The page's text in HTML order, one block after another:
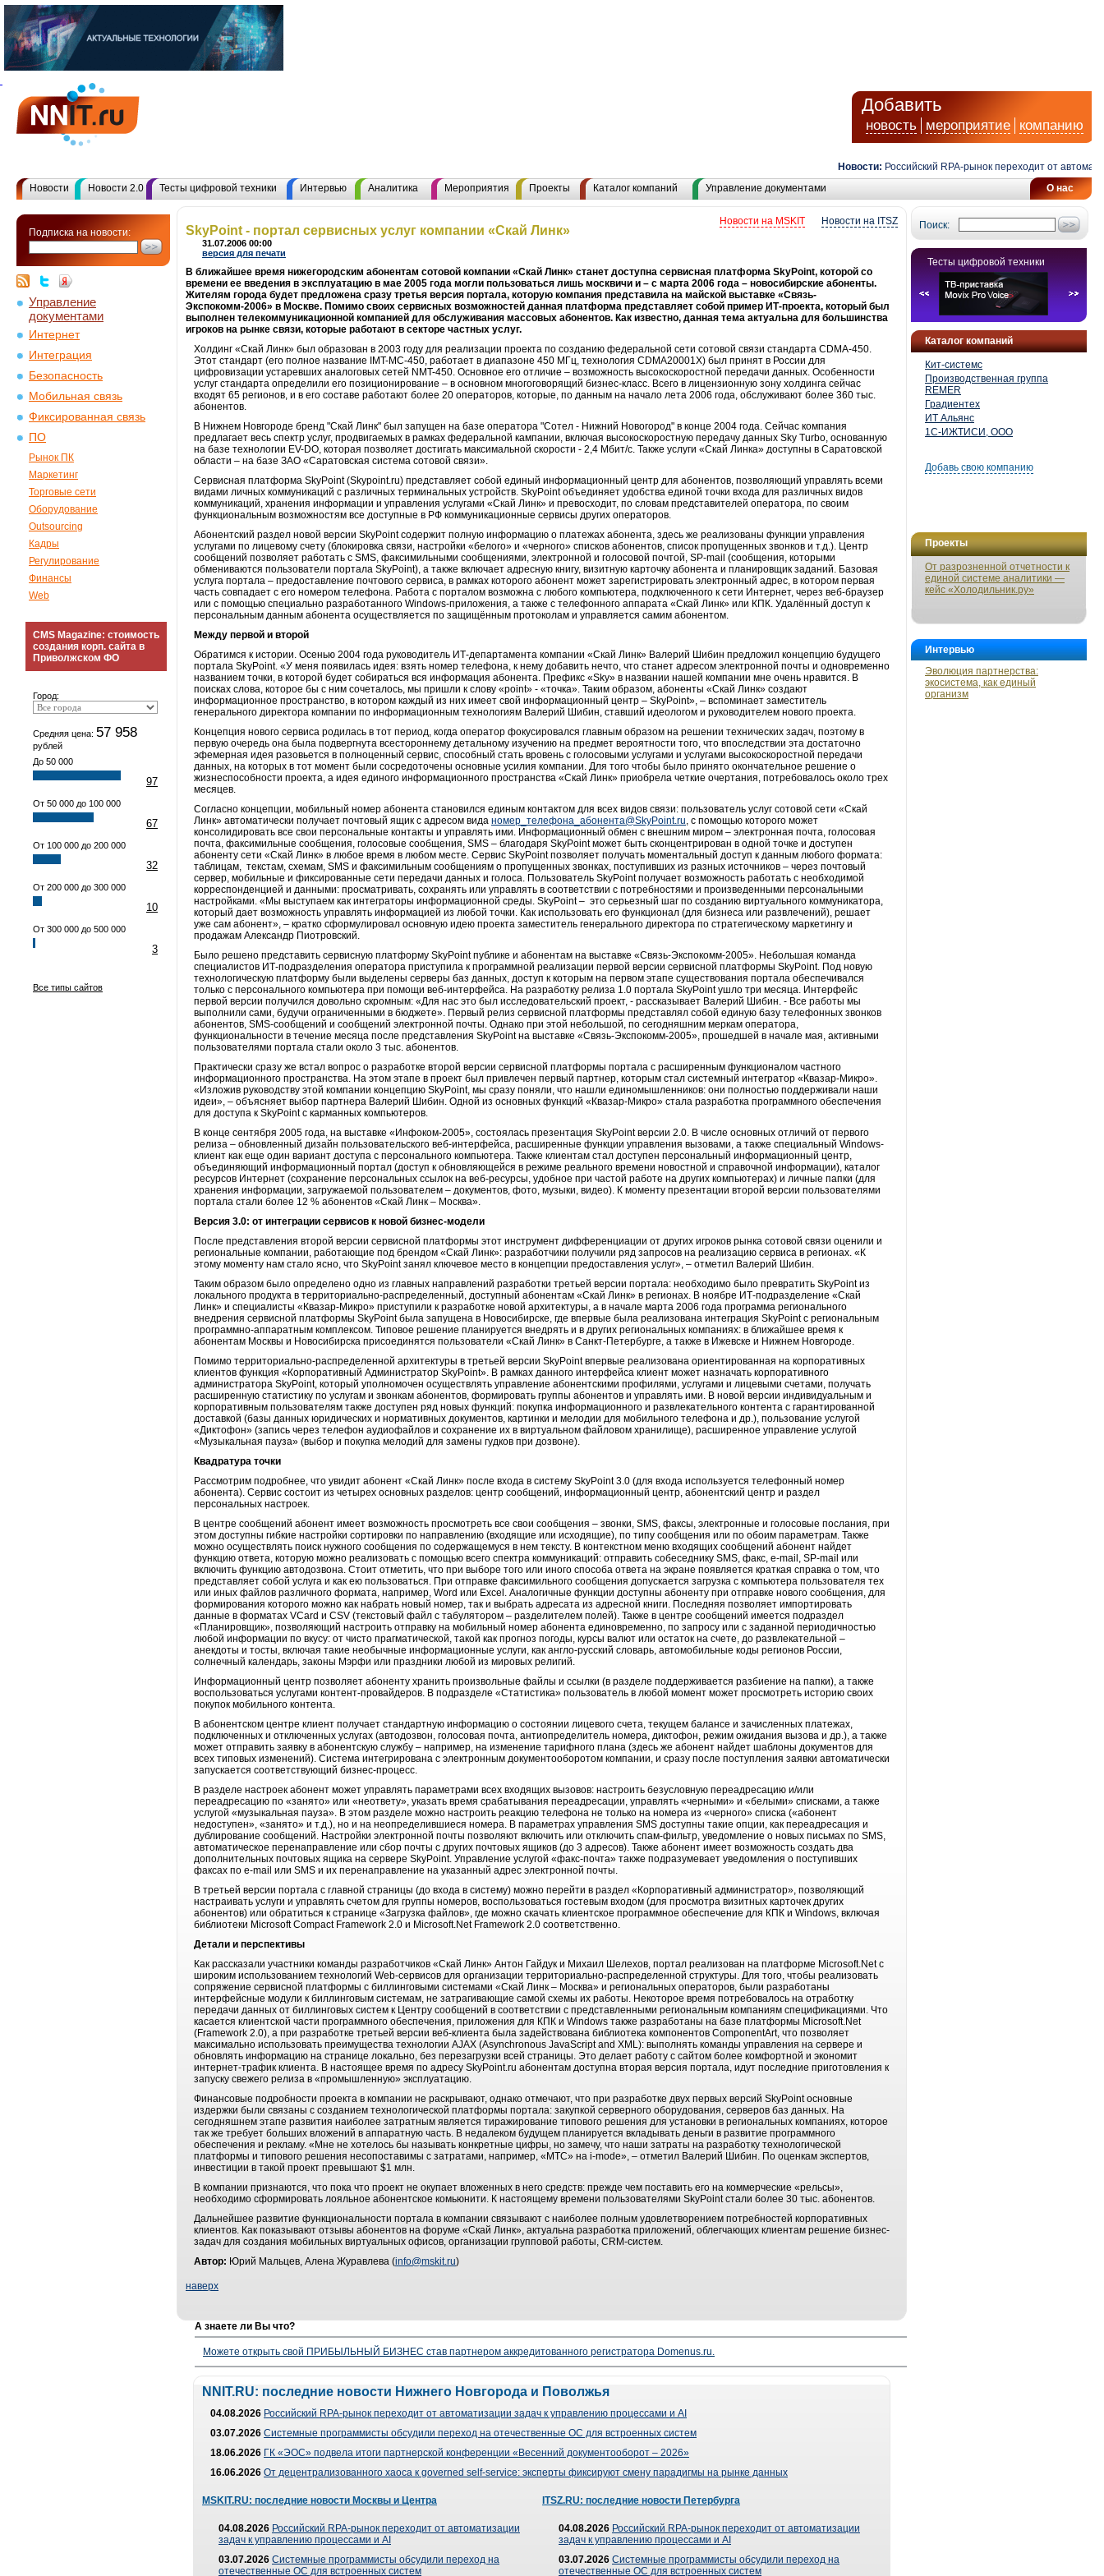
Добавить
новость мероприятие компанию
Новости: Российский RPA-рынок переходит от
О нас
Новости Новости 2.0 Тесты цифровой техники Интервью Аналитика Мероприятия Проекты Каталог компаний Управление документами
Подписка на новости:
Управление
документами
Интернет
Интеграция
Безопасность
Мобильная связь
Фиксированная связь
ПО
Рынок ПК
Маркетинг
Торговые сети
Оборудование
Outsourcing
Кадры
Регулирование
Финансы
Web
CMS Magazine: стоимость
создания корп. сайта в
Приволжском ФО
Город:
Средняя цена: 57 958
рублей
До 50 000
97
От 50 000 до 100 000
67
От 100 000 до 200 000
32
От 200 000 до 300 000
10
От 300 000 до 500 000
3
Все типы сайтов
Поиск:
Тесты цифровой техники
Каталог компаний
Кит-системс
Производственная группа
REMER
Градиентех
ИТ Альянс
1С-ИЖТИСИ, ООО
Добавь свою компанию
Проекты
От разрозненной отчетности к
единой системе аналитики —
кейс «Холодильник.ру»
Интервью
Эволюция партнерства:
экосистема, как единый
организм
Новости на ITSZ
Новости на MSKIT
SkyPoint - портал сервисных услуг компании «Скай Линк»
31.07.2006 00:00
версия для печати
В ближайшее время нижегородским абонентам сотовой компании «Скай Линк» станет доступна сервисная платформа SkyPoint, которой со
времени ее введения в эксплуатацию в мае 2005 года могли пользоваться лишь москвичи и – с марта 2006 года – новосибирские абоненты.
Жителям города будет предложена сразу третья версия портала, которую компания представила на майской выставке «Связь-
Экспокомм-2006» в Москве. Помимо своих сервисных возможностей данная платформа представляет собой пример ИТ-проекта, который был
выполнен телекоммуникационной компанией для обслуживания массовых абонентов. Как известно, данная тема актуальна для большинства
игроков на рынке связи, которые работают в секторе частных услуг.
Холдинг «Скай Линк» был образован в 2003 году для реализации проекта по созданию федеральной сети сотовой связи стандарта CDMA-450.
Этот стандарт (его полное название IMT-MC-450, работает в диапазоне 450 МГц, технология CDMA20001X) был принят в России для
цифровизации устаревших аналоговых сетей NMT-450. Основное его отличие – возможность высокоскоростной передачи данных. Особенности
услуг стандарта определили его позиционирование – в основном многоговорящий бизнес-класс. Всего в лицензионную зону холдинга сейчас
входят 65 регионов, и в его составе работают более 20 операторов, которые, по данным на начало лета 2006 года, обслуживают более 360 тыс.
абонентов.
В Нижнем Новгороде бренд "Скай Линк" был запущен на базе оператора "Сотел - Нижний Новогород" в конце 2004 года. Сейчас компания
предлагает весь спектр услуг, продвигаемых в рамках федеральной кампании, включая высокоскоростную передачу данных Sky Turbo, основанную
на базе технологии EV-DO, которая позволяет достигать максимальной скорости - 2,4 Мбит/с. Также услуги «Скай Линка» доступны в Саратовской
области – на базе ЗАО «Саратовская система сотовой связи».
Сервисная платформа SkyPoint (Skypoint.ru) представляет собой единый информационный центр для абонентов, позволяющий управлять всеми
видами личных коммуникаций с различных терминальных устройств. SkyPoint объединяет удобства единой точки входа для различных видов
коммуникаций, хранения информации и управления услугами «Скай Линк» и превосходит, по словам представителей оператора, по своим
функциональным возможностям все доступные в РФ коммуникационные сервисы других операторов.
Абонентский раздел новой версии SkyPoint содержит полную информацию о платежах абонента, здесь же реализованы функции управления
услугами по лицевому счету (блокировка связи, настройки «белого» и «черного» списков абонентов, список пропущенных звонков и т.д.). Центр
сообщений позволяет работать с SMS, факсимильными сообщениями, электронной и голосовой почтой, SP-mail (сообщения, которыми
обмениваются пользователи портала SkyPoint), а также включает адресную книгу, визитную карточку абонента и планировщик заданий. Базовая
услуга портала – предоставление почтового сервиса, в рамках которого абонент может зарегистрировать электронный адрес, в котором первая
часть совпадает с его номером телефона. Работа с порталом возможна с любого компьютера, подключенного к сети Интернет, через веб-браузер
или с помощью специально разработанного Windows-приложения, а также с телефонного аппарата «Скай Линк» или КПК. Удалённый доступ к
персональным данным абонента осуществляется по защищённым протоколам и управляется самим абонентом.
Между первой и второй
Обратимся к истории. Осенью 2004 года руководитель ИТ-департамента компании «Скай Линк» Валерий Шибин предложил концепцию будущего
портала SkyPoint. «У меня появилась идея: взять номер телефона, к нему добавить нечто, что станет адресом электронной почты и одновременно
названием точки, в которой будет собираться вся информация абонента. Префикс «Sky» в названии нашей компании мне очень нравится. В
поисках слова, которое бы с ним сочеталось, мы пришли к слову «point» - «точка». Таким образом, абоненты «Скай Линк» создают
информационное пространство, в котором каждый из них имеет свой информационный центр – SkyPoint», – вспоминает заместитель
генерального директора компании по информационным технологиям Валерий Шибин, ставший идеологом и руководителем нового проекта.
Концепция нового сервиса родилась в тот период, когда оператор фокусировался главным образом на решении технических задач, поэтому в
первую очередь она была подвергнута всестороннему детальному изучению на предмет вероятности того, что впоследствии эта достаточно
эфемерная идея разовьется в полноценный сервис, способный стать вровень с голосовыми услугами и услугами высокоскоростной передачи
данных, на которых в тот момент были сосредоточены основные усилия компании. Для того чтобы было принято окончательное решение о
жизнеспособности проекта, а идея единого информационного пространства «Скай Линк» приобрела четкие очертания, потребовалось около трех
месяцев.
Согласно концепции, мобильный номер абонента становился единым контактом для всех видов связи: пользователь услуг сотовой сети «Скай
Линк» автоматически получает почтовый ящик с адресом вида номер_телефона_абонента@SkyPoint.ru, с помощью которого может
консолидировать все свои персональные контакты и управлять ими. Информационный обмен с внешним миром – электронная почта, голосовая
почта, факсимильные сообщения, голосовые сообщения, SMS – благодаря SkyPoint может быть сконцентрирован в одной точке и доступен
абоненту сети «Скай Линк» в любое время в любом месте. Сервис SkyPoint позволяет получать моментальный доступ к данным любого формата:
таблицам, текстам, схемам, SMS и факсимильным сообщениям о пропущенных звонках, поступивших из разных источников – через почтовый
сервер, мобильные и фиксированные сети передачи данных и голоса. Пользователь SkyPoint получает возможность работать с необходимой
корреспонденцией и данными: просматривать, сохранять или управлять в соответствии с потребностями и произведенными персональными
настройками. «Мы выступаем как интеграторы информационной среды. SkyPoint – это серьезный шаг по созданию виртуального коммуникатора,
который дает возможность управлять информацией из любой точки. Как использовать его функционал (для бизнеса или развлечений), решает
уже сам абонент», – кратко сформулировал основную идею проекта заместитель генерального директора по стратегическому маркетингу и
продажам Александр Пиотровский.
Было решено представить сервисную платформу SkyPoint публике и абонентам на выставке «Связь-Экспокомм-2005». Небольшая команда
специалистов ИТ-подразделения оператора приступила к программной реализации первой версии сервисной платформы SkyPoint. Под новую
технологическую платформу были выделены серверы баз данных, доступ к которым на первом этапе существования портала обеспечивался
только с персонального компьютера при помощи веб-интерфейса. На разработку релиза 1.0 портала SkyPoint ушло три месяца. Интерфейс
первой версии получился довольно скромным: «Для нас это был исследовательский проект, - рассказывает Валерий Шибин. - Все работы мы
выполнили сами, будучи ограниченными в бюджете». Первый релиз сервисной платформы представлял собой единую базу телефонных звонков
абонентов, SMS-сообщений и сообщений электронной почты. Однако при этой небольшой, по сегодняшним меркам оператора,
функциональности в течение месяца после представления SkyPoint на выставке «Связь-Экспокомм-2005», прошедшей в начале мая, активными
пользователями портала стали около 3 тыс. абонентов.
Практически сразу же встал вопрос о разработке второй версии сервисной платформы портала с расширенным функционалом частного
информационного пространства. На этом этапе в проект был привлечен первый партнер, которым стал системный интегратор «Квазар-Микро».
«Изложив руководству этой компании концепцию SkyPoint, мы сразу поняли, что нашли единомышленников: они полностью поддерживали наши
идеи», – объясняет выбор партнера Валерий Шибин. Одной из основных функций «Квазар-Микро» стала разработка программного обеспечения
для доступа к SkyPoint с карманных компьютеров.
В конце сентября 2005 года, на выставке «Инфоком-2005», состоялась презентация SkyPoint версии 2.0. В числе основных отличий от первого
релиза – обновленный дизайн пользовательского веб-интерфейса, расширенные функции управления вызовами, а также специальный Windows-
клиент как еще один вариант доступа с персонального компьютера. Также клиентам стал доступен персональный информационный центр,
объединяющий информационный портал (доступ к обновляющейся в режиме реального времени новостной и справочной информации), каталог
ресурсов Интернет (сохранение персональных ссылок на веб-ресурсы, удобное при частой работе на других компьютерах) и личные папки (для
хранения информации, загружаемой пользователем – документов, фото, музыки, видео). К моменту презентации второй версии пользователями
портала стали более 12 % абонентов «Скай Линк – Москва».
Версия 3.0: от интеграции сервисов к новой бизнес-модели
После представления второй версии сервисной платформы этот инструмент дифференциации от других игроков рынка сотовой связи оценили и
региональные компании, работающие под брендом «Скай Линк»: разработчики получили ряд запросов на реализацию сервиса в регионах. «К
этому моменту нам стало ясно, что SkyPoint занял ключевое место в концепции предоставления услуг», – отметил Валерий Шибин.
Таким образом было определено одно из главных направлений разработки третьей версии портала: необходимо было превратить SkyPoint из
локального продукта в территориально-распределенный, доступный абонентам «Скай Линк» в регионах. В ноябре ИТ-подразделение «Скай
Линк» и специалисты «Квазар-Микро» приступили к разработке новой архитектуры, а в начале марта 2006 года программа регионального
внедрения сервисной платформы SkyPoint была запущена в Новосибирске, где впервые была реализована интеграция SkyPoint с региональным
программно-аппаратным комплексом. Типовое решение планируется внедрять и в других региональных компаниях: в ближайшее время к
абонентам Москвы и Новосибирска присоединятся пользователи «Скай Линк» в Санкт-Петербурге, а также в Ижевске и Нижнем Новгороде.
Помимо территориально-распределенной архитектуры в третьей версии SkyPoint впервые реализована ориентированная на корпоративных
клиентов функция «Корпоративный Администратор SkyPoint». В рамках данного интерфейса клиент может назначать корпоративного
администратора SkyPoint, который уполномочен осуществлять управление абонентскими профилями, услугами и лицевыми счетами, получать
расширенную статистику по услугам и звонкам абонентов, формировать группы абонентов и управлять ими. В новой версии индивидуальным и
корпоративным пользователям также доступен ряд новых функций: покупка информационного и развлекательного контента с гарантированной
доставкой (базы данных юридических и нормативных документов, картинки и мелодии для мобильного телефона и др.), пользование услугой
«Диктофон» (запись через телефон аудиофайлов и сохранение их в виртуальном файловом хранилище), расширенное управление услугой
«Музыкальная пауза» (выбор и покупка мелодий для замены гудков при дозвоне).
Квадратура точки
Рассмотрим подробнее, что увидит абонент «Скай Линк» после входа в систему SkyPoint 3.0 (для входа используется телефонный номер
абонента). Сервис состоит из четырех основных разделов: центр сообщений, информационный центр, абонентский центр и раздел
персональных настроек.
В центре сообщений абонент имеет возможность просмотреть все свои сообщения – звонки, SMS, факсы, электронные и голосовые послания, при
этом доступны гибкие настройки сортировки по направлению (входящие или исходящие), по типу сообщения или по обоим параметрам. Также
можно осуществлять поиск нужного сообщения по содержащемуся в нем тексту. В контекстном меню входящих сообщений абонент найдет
функцию ответа, которую можно реализовать с помощью всего спектра коммуникаций: отправить собеседнику SMS, факс, e-mail, SP-mail или
включить функцию автодозвона. Стоит отметить, что при выборе того или иного способа ответа на экране появляется краткая справка о том, что
представляет собой услуга и как ею пользоваться. При отправке факсимильного сообщения допускается загрузка с компьютера пользователя тех
или иных файлов различного формата, например, Word или Excel. Аналогичные функции доступны абоненту при отправке нового сообщения, для
формирования которого можно как набрать новый номер, так и выбрать адресата из адресной книги. Последняя позволяет импортировать
данные в форматах VCard и CSV (текстовый файл с табулятором – разделителем полей). Также в центре сообщений имеется подраздел
«Планировщик», позволяющий настроить отправку на мобильный номер абонента единовременно, по запросу или с заданной периодичностью
любой информации по вкусу: от чисто прагматической, такой как прогноз погоды, курсы валют или остаток на счете, до развлекательной –
анекдоты и тосты, включая такие необычные информационные услуги, как англо-русский словарь, автомобильные коды регионов России,
солнечный календарь, законы Мэрфи или праздники любой из мировых религий.
Информационный центр позволяет абоненту хранить произвольные файлы и ссылки (в разделе поддерживается разбиение на папки), а также
воспользоваться услугами контент-провайдеров. В подразделе «Статистика» пользователь в любой момент может просмотреть историю своих
покупок мобильного контента.
В абонентском центре клиент получает стандартную информацию о состоянии лицевого счета, текущем балансе и зачисленных платежах,
подключенных и отключенных услугах (автодозвон, голосовая почта, антиопределитель номера, диктофон, режим ожидания вызова и др.), а также
может отправить заявку в абонентскую службу – например, на изменение тарифного плана (здесь же абонент найдет шаблоны документов для
всех типовых изменений). Система интегрирована с электронным документооборотом компании, и сразу после поступления заявки автоматически
запускается соответствующий бизнес-процесс.
В разделе настроек абонент может управлять параметрами всех входящих вызовов: настроить безусловную переадресацию и/или
переадресацию по «занято» или «неответу», указать время срабатывания переадресации, управлять «черными» и «белыми» списками, а также
услугой «музыкальная пауза». В этом разделе можно настроить реакцию телефона не только на номера из «черного» списка («абонент
недоступен», «занято» и т.д.), но и на неопределившиеся номера. В параметрах управления SMS доступны такие опции, как переадресация и
дублирование сообщений. Настройки электронной почты позволяют включить или отключить спам-фильтр, уведомление о новых письмах по SMS,
автоматическое перенаправление или сбор почты с других почтовых ящиков (до 3 адресов). Также абонент имеет возможность создать два
дополнительных почтовых ящика на сервере SkyPoint. Управление услугой «факс-почта» также подразумевает уведомления о поступивших
факсах по e-mail или SMS и их перенаправление на указанный адрес электронной почты.
В третьей версии портала с главной страницы (до входа в систему) можно перейти в раздел «Корпоративный администратор», позволяющий
настраивать услуги и управлять счетом для группы номеров, воспользоваться гостевым входом (для просмотра визитных карточек других
абонентов) или обратиться к странице «Загрузка файлов», где можно скачать клиентское программное обеспечение для КПК и Windows, включая
библиотеки Microsoft Compact Framework 2.0 и Microsoft.Net Framework 2.0 соответственно.
Детали и перспективы
Как рассказали участники команды разработчиков «Скай Линк» Антон Гайдук и Михаил Шелехов, портал реализован на платформе Microsoft.Net с
широким использованием технологий Web-сервисов для организации территориально-распределенной структуры. Для того, чтобы реализовать
сопряжение сервисной платформы с биллинговыми системами «Скай Линк – Москва» и региональных операторов, были разработаны
интерфейсные модули к биллинговым системам, не затрагивающие самой схемы их работы. Некоторое время потребовалось на отработку
передачи данных от биллинговых систем к Центру сообщений в соответствии с представленными региональным компаниям спецификациями. Что
касается клиентской части программного обеспечения, приложения для КПК и Windows также разработаны на базе платформы Мicrosoft.Net
(Framework 2.0), а при разработке третьей версии веб-клиента была задействована библиотека компонентов ComponentArt, что позволяет
максимально использовать преимущества технологии AJAX (Asynchronous JavaScript and XML): выполнять команды управления на сервере и
обновлять информацию на странице локально, без перезагрузки всей страницы. Это делает работу с сайтом более комфортной и экономит
интернет-трафик клиента. В настоящее время по адресу SkyPoint.ru абонентам доступна вторая версия портала, идут последние приготовления к
запуску свежего релиза в «промышленную» эксплуатацию.
Финансовые подробности проекта в компании не раскрывают, однако отмечают, что при разработке двух первых версий SkyPoint основные
издержки были связаны с созданием технологической платформы портала: закупкой серверного оборудования, серверов баз данных. На
сегодняшнем этапе развития наиболее затратным является тиражирование типового решения для установки в региональных компаниях, которое
так же требует больших вложений в аппаратную часть. В недалеком будущем планируется вкладывать деньги в развитие программного
обеспечения и рекламу. «Мне не хотелось бы называть конкретные цифры, но замечу, что наши затраты на разработку технологической
платформы и типового решения несопоставимы с затратами, например, «МТС» на i-mode», – отметил Валерий Шибин. По оценкам экспертов,
инвестиции в такой проект превышают $1 млн.
В компании признаются, что пока что проект не окупает вложенных в него средств: прежде чем поставить его на коммерческие «рельсы»,
необходимо сформировать лояльное абонентское комьюнити. К настоящему времени пользователями SkyPoint стали более 30 тыс. абонентов.
Дальнейшее развитие функциональности портала в компании связывают с наиболее полным удовлетворением потребностей корпоративных
клиентов. Как показывают отзывы абонентов на форуме «Скай Линк», актуальна разработка приложений, облегчающих клиентам решение бизнес-
задач для создания мобильных виртуальных офисов, организации групповой работы, CRM-систем.
Автор: Юрий Мальцев, Алена Журавлева (info@mskit.ru)
наверх
А знаете ли Вы что?
Можете открыть свой ПРИБЫЛЬНЫЙ БИЗНЕС став партнером аккредитованного регистратора Domenus.ru.
NNIT.RU: последние новости Нижнего Новгорода и Поволжья
04.08.2026 Российский RPA-рынок переходит от автоматизации задач к управлению процессами и AI
03.07.2026 Системные программисты обсудили переход на отечественные ОС для встроенных систем
18.06.2026 ГК «ЭОС» подвела итоги партнерской конференции «Весенний документооборот – 2026»
16.06.2026 От децентрализованного хаоса к governed self-service: эксперты фиксируют смену парадигмы на рынке данных
MSKIT.RU: последние новости Москвы и Центра
04.08.2026 Российский RPA-рынок переходит от автоматизации
задач к управлению процессами и AI
03.07.2026 Системные программисты обсудили переход на
отечественные ОС для встроенных систем
ITSZ.RU: последние новости Петербурга
04.08.2026 Российский RPA-рынок переходит от автоматизации
задач к управлению процессами и AI
03.07.2026 Системные программисты обсудили переход на
отечественные ОС для встроенных систем